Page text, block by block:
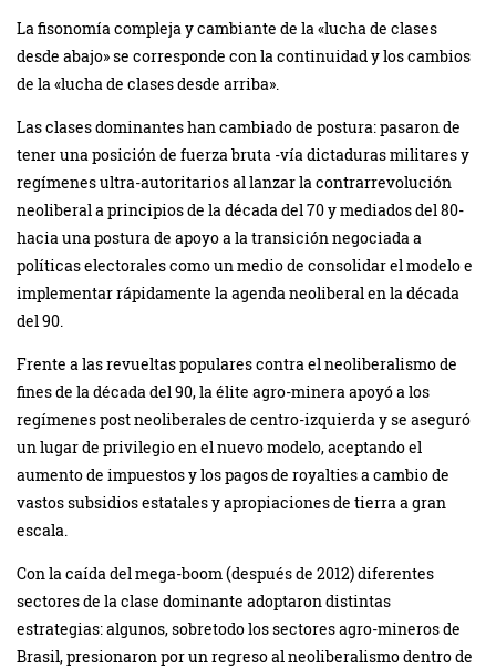
La fisonomía compleja y cambiante de la «lucha de clases
desde abajo» se corresponde con la continuidad y los cambios
de la «lucha de clases desde arriba».
Las clases dominantes han cambiado de postura: pasaron de
tener una posición de fuerza bruta -vía dictaduras militares y
regímenes ultra-autoritarios al lanzar la contrarrevolución
neoliberal a principios de la década del 70 y mediados del 80-
hacia una postura de apoyo a la transición negociada a
políticas electorales como un medio de consolidar el modelo e
implementar rápidamente la agenda neoliberal en la década
del 90.
Frente a las revueltas populares contra el neoliberalismo de
fines de la década del 90, la élite agro-minera apoyó a los
regímenes post neoliberales de centro-izquierda y se aseguró
un lugar de privilegio en el nuevo modelo, aceptando el
aumento de impuestos y los pagos de royalties a cambio de
vastos subsidios estatales y apropiaciones de tierra a gran
escala.
Con la caída del mega-boom (después de 2012) diferentes
sectores de la clase dominante adoptaron distintas
estrategias: algunos, sobretodo los sectores agro-mineros de
Brasil, presionaron por un regreso al neoliberalismo dentro de